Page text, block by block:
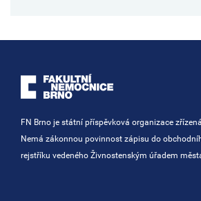
FN Brno je státní příspěvková organizace
Nemá zákonnou povinnost zápisu do
rejstříku vedeného Živnostenským úřadem